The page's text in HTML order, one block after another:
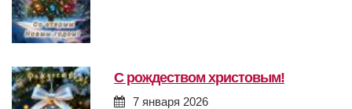
с рождеством христовым!
7 января 2026